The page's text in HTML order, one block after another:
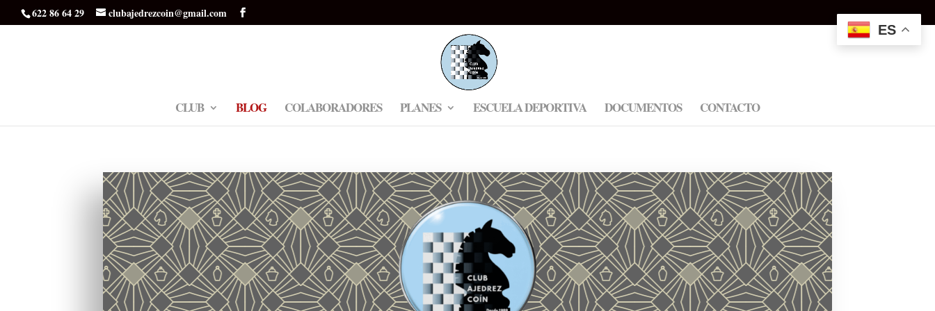
622 86 64 29 clubajedrezcoin@gmail.com
CLUB BLOG COLABORADORES PLANES ESCUELA DEPORTIVA DOCUMENTOS CONTACTO
ES